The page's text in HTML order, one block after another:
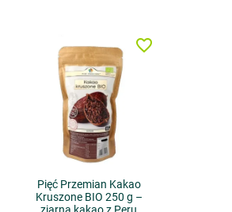
Pięć Przemian Kakao
Kruszone BIO 250 g –
favorite_border